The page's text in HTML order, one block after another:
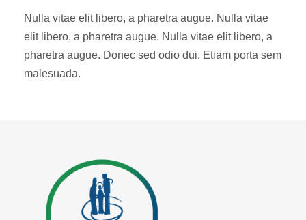
Nulla vitae elit libero, a pharetra augue. Nulla vitae
elit libero, a pharetra augue. Nulla vitae elit libero, a
pharetra augue. Donec sed odio dui. Etiam porta sem
malesuada.